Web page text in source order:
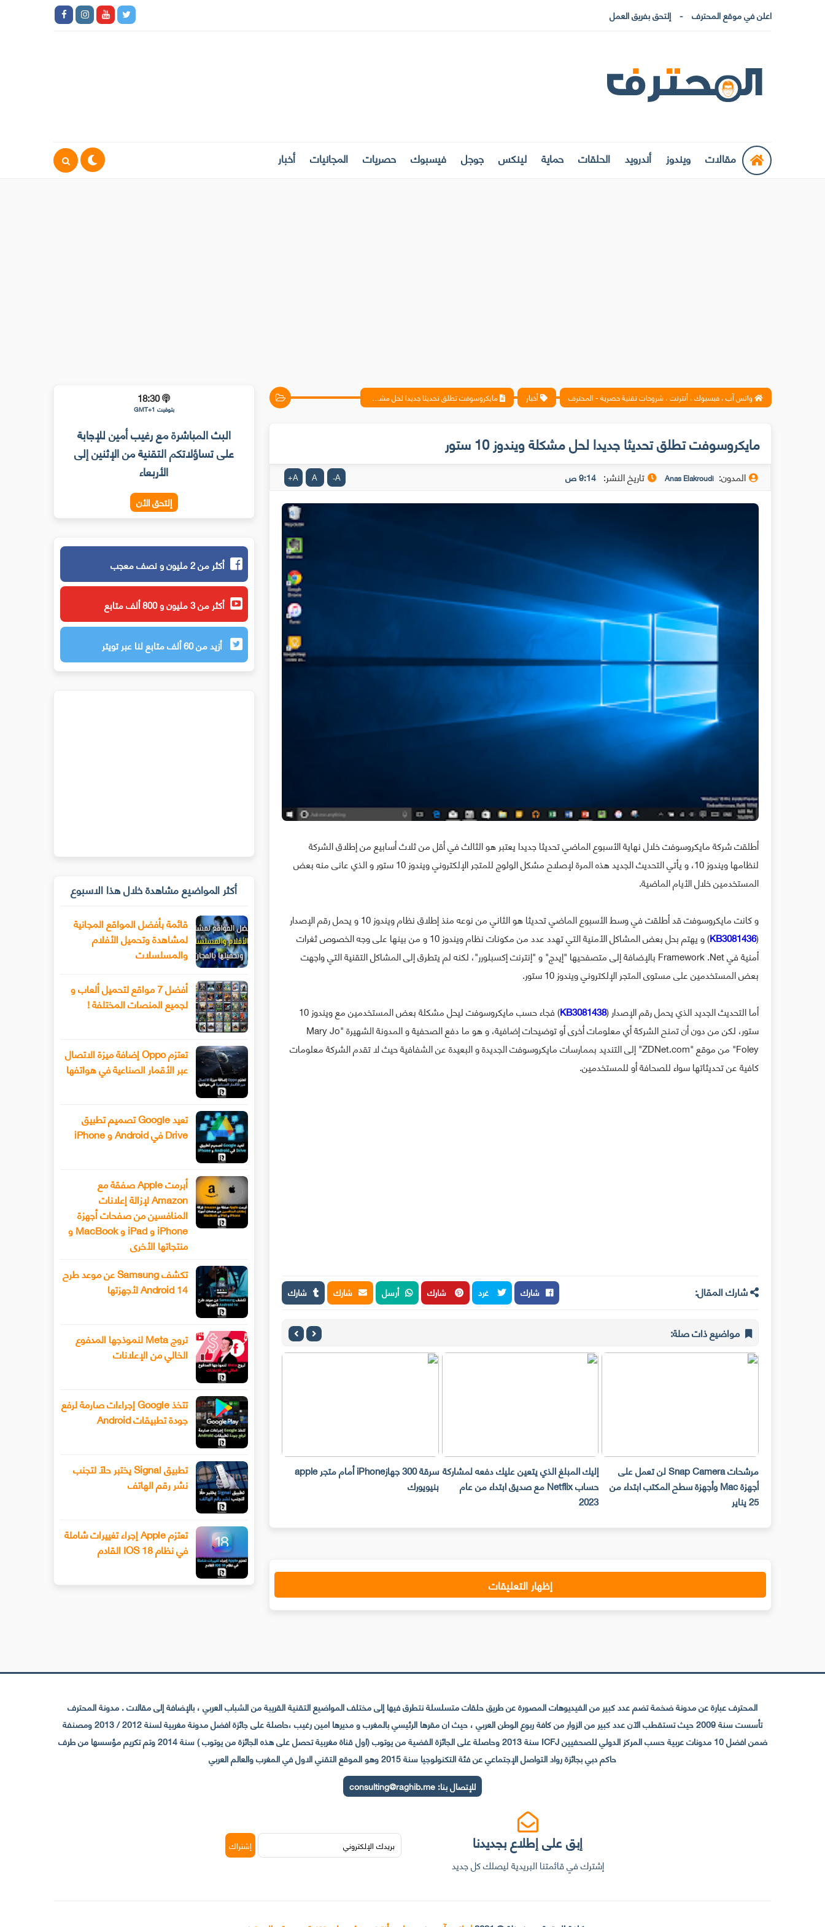
اعلن في موقع المحترف إلتحق بفريق العمل
مقالات ويندوز أندرويد الحلقات حماية لينكس جوجل فيسبوك حصريات المجانيات أخبار
واتس آب ، فيسبوك ، أنترنت ، شروحات تقنية حصرية - المحترف أخبار مايكروسوفت تطلق تحديثا جديدا لحل مشكلة ويندوز 10 ستور
مايكروسوفت تطلق تحديثا جديدا لحل مشكلة ويندوز 10 ستور
المدون: Anas Elakroudi تاريخ النشر: 9:14 ص A
-
A
A
+
أطلقت شركة مايكروسوفت خلال نهاية الأسبوع الماضي تحديثا جديدا يعتبر هو الثالث في أقل من ثلاث أسابيع من إطلاق الشركة
لنظامها ويندوز 10، و يأتي التحديث الجديد هذه المرة لإصلاح مشكل الولوج للمتجر الإلكتروني ويندوز 10 ستور و الذي عانى منه بعض
المستخدمين خلال الأيام الماضية.
و كانت مايكروسوفت قد أطلقت في وسط الأسبوع الماضي تحديثا هو الثاني من نوعه منذ إطلاق نظام ويندوز 10 و يحمل رقم الإصدار
(
KB3081436
) و يهتم بحل بعض المشاكل الأمنية التي تهدد عدد من مكونات نظام ويندوز 10 و من بينها على وجه الخصوص ثغرات
أمنية في Framework .Net بالإضافة إلى متصفحيها "إيدج" و "إنترنت إكسبلورر"، لكنه لم يتطرق إلى المشاكل التقنية التي واجهت
بعض المستخدمين على مستوى المتجر الإلكتروني ويندوز 10 ستور.
أما التحديث الجديد الذي يحمل رقم الإصدار (KB3081438
) فجاء حسب مايكروسوفت ليحل مشكلة بعض المستخدمين مع ويندوز 10
ستور، لكن من دون أن تمنح الشركة أي معلومات أخرى أو توضيحات إضافية، و هو ما دفع الصحفية و المدونة الشهيرة "Mary Jo
Foley" من موقع "ZDNet.com" إلى التنديد بممارسات مايكروسوفت الجديدة و البعيدة عن الشفافية حيث لا تقدم الشركة معلومات
كافية عن تحديثاتها سواء للصحافة أو للمستخدمين.
شارك المقال: شارك غرد شارك أرسل شارك شارك
مواضيع ذات صلة:
مرشحات Snap Camera لن تعمل على
أجهزة Mac وأجهزة سطح المكتب ابتداء من
25 يناير
إليك المبلغ الذي يتعين عليك دفعه لمشاركة
حساب Netflix مع صديق ابتداء من عام
2023
سرقة 300 جهازiPhone أمام متجر apple
بنيويورك
سيحصل هاتف Xiaomi 13 أخيرًا على عدسة
تليفوتوغرافي
إظهار التعليقات
18:30
بتوقيت GMT+1
البث المباشرة مع رغيب أمين للإجابة
على تساؤلاتكم التقنية من الإثنين إلى
الأربعاء
إلتحق الأن
أكثر من 2 مليون و نصف معجب
أكثر من 3 مليون و 800 ألف متابع
أزيد من 60 ألف متابع لنا عبر تويتر
أكثر المواضيع مشاهدة خلال هذا الاسبوع
قائمة بأفضل المواقع المجانية
لمشاهدة وتحميل الأفلام
والمسلسلات
أفضل 7 مواقع لتحميل ألعاب و
لجميع المنصات المختلفة !
تعتزم Oppo إضافة ميزة الاتصال
عبر الأقمار الصناعية في هواتفها
تعيد Google تصميم تطبيق
Drive في Android و iPhone
أبرمت Apple صفقة مع
Amazon لإزالة إعلانات
المنافسين من صفحات أجهزة
iPhone و iPad و MacBook و
منتجاتها الأخرى
تكشف Samsung عن موعد طرح
Android 14 لأجهزتها
تروج Meta لنموذجها المدفوع
الخالي من الإعلانات
تتخذ Google إجراءات صارمة لرفع
جودة تطبيقات Android
تطبيق Signal يختبر حلًا لتجنب
نشر رقم الهاتف
تعتزم Apple إجراء تغييرات شاملة
في نظام IOS 18 القادم
المحترف عبارة عن مدونة ضخمة تضم عدد كبير من الفيديوهات المصورة عن طريق حلقات متسلسلة نتطرق فيها إلى مختلف المواضيع التقنية القريبة من الشباب العربي ، بالإضافة إلى مقالات . مدونة المحترف
تأسست سنة 2009 حيث تستقطب الآن عدد كبير من الزوار من كافة ربوع الوطن العربي ، حيث ان مقرها الرئيسي بالمغرب و مديرها امين رغيب ،حاصلة على جائزة افضل مدونة مغربية لسنة 2012 / 2013 ومصنفة
ضمن افضل 10 مدونات عربية حسب المركز الدولي للصحفيين ICFJ سنة 2013 وحاصلة على الجائزة الفضية من يوتوب (اول قناة مغربية تحصل على هذه الجائزة من يوتوب ) سنة 2014 وتم تكريم مؤسسها من طرف
حاكم دبي بجائزة رواد التواصل الإجتماعي عن فئة التكنولوجيا سنة 2015 وهو الموقع التقني الاول في المغرب والعالم العربي
للإتصال بنا:consulting@raghib.me
إبق على إطلاع بجديدنا
إشترك في قائمتنا البريدية ليصلك كل جديد